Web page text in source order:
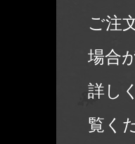
ご注
場合
詳し
覧く